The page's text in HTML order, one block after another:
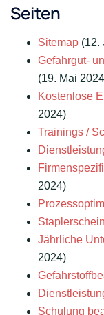
Seiten
Sitemap (12.
Gefahrgut-
(19. Mai
Kostenlose
2024)
Trainings /
2024)
Jährliche
2024)
Schulung